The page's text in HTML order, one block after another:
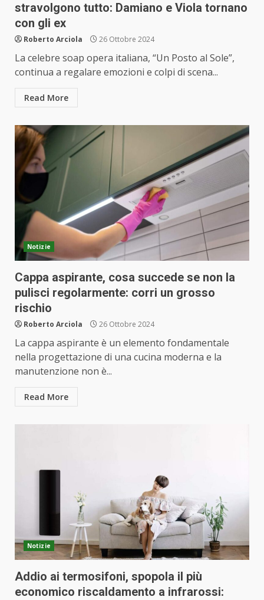
stravolgono tutto: Damiano e Viola tornano
con gli ex
Roberto Arciola 26 Ottobre 2024
La celebre soap opera italiana, “Un Posto al Sole”,
continua a regalare emozioni e colpi di scena...
Read More
Notizie
Cappa aspirante, cosa succede se non la
pulisci regolarmente: corri un grosso
rischio
Roberto Arciola 26 Ottobre 2024
La cappa aspirante è un elemento fondamentale
nella progettazione di una cucina moderna e la
manutenzione non è...
Read More
Notizie
Addio ai termosifoni, spopola il più
economico riscaldamento a infrarossi: